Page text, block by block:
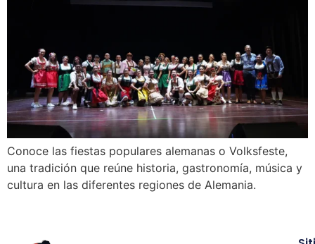
Conoce las fiestas populares alemanas o Volksfeste,
una tradición que reúne historia, gastronomía, música y
cultura en las diferentes regiones de Alemania.